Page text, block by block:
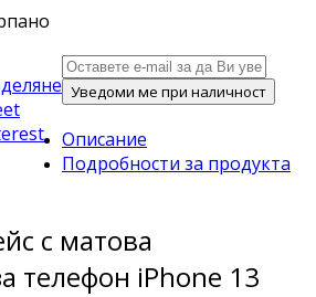
Уведоми ме при наличност
Описание
Подробности за продукта
с матова
телефон iPhone 13